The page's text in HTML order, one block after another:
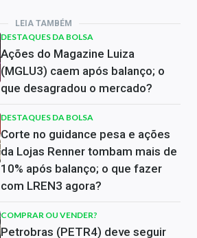
LEIA TAMBÉM
DESTAQUES DA BOLSA
Ações do Magazine Luiza
(MGLU3) caem após balanço; o
que desagradou o mercado?
DESTAQUES DA BOLSA
Corte no guidance pesa e ações
da Lojas Renner tombam mais de
10% após balanço; o que fazer
com LREN3 agora?
COMPRAR OU VENDER?
Petrobras (PETR4) deve seguir